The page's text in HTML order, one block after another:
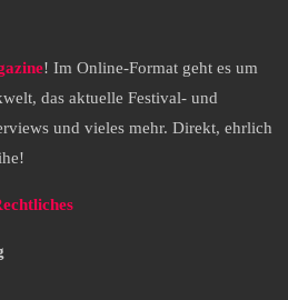
! Im Online-Format geht es um
das aktuelle Festival- und
und vieles mehr. Direkt, ehrlich